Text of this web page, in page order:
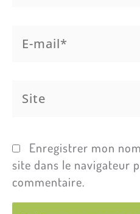
mail*
Enregistrer mon
site dans le navigateur
commentaire.